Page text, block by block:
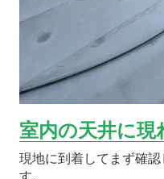
室内の天井に
現地に到着してまず確
す。